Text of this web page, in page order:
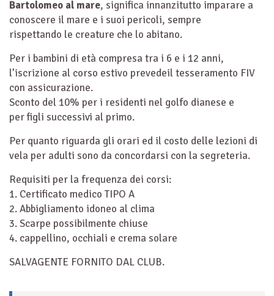
Bartolomeo al mare, significa innanzitutto imparare a
conoscere il mare e i suoi pericoli, sempre
rispettando le creature che lo abitano.
Per i bambini di età compresa tra i 6 e i 12 anni,
l’iscrizione al corso estivo prevedeil tesseramento FIV
con assicurazione.
Sconto del 10% per i residenti nel golfo dianese e
per figli successivi al primo.
Per quanto riguarda gli orari ed il costo delle lezioni di
vela per adulti sono da concordarsi con la segreteria.
Requisiti per la frequenza dei corsi:
1. Certificato medico TIPO A
2. Abbigliamento idoneo al clima
3. Scarpe possibilmente chiuse
4. cappellino, occhiali e crema solare
SALVAGENTE FORNITO DAL CLUB.